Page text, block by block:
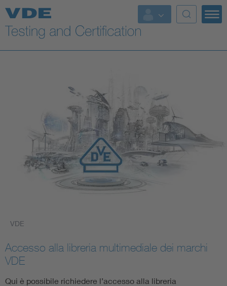
Key Topics
VDE
Accesso alla libreria multimediale dei marchi
VDE
Qui è possibile richiedere l’accesso alla libreria